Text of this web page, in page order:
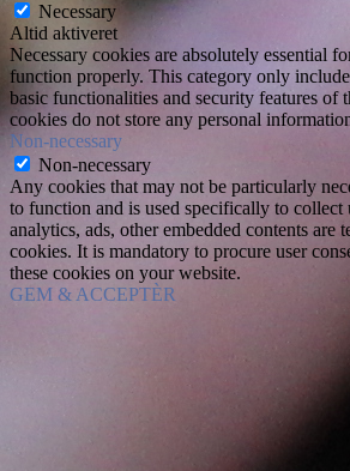
Necessary
Altid aktiveret
Necessary cookies are absolutely essential
function properly. This category only
basic functionalities and security features of
cookies do not store any personal
Non-necessary
Non-necessary
Any cookies that may not be particularly
to function and is used specifically to collect
analytics, ads, other embedded contents are
cookies. It is mandatory to procure user
these cookies on your website.
GEM & ACCEPTÈR